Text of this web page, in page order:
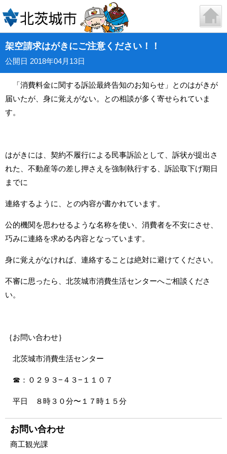
架空請求はがきにご注意ください！！
公開日 2018年04月13日
「消費料金に関する訴訟最終告知のお知らせ」とのはがきが
届いたが、身に覚えがない。との相談が多く寄せられていま
す。
はがきには、契約不履行による民事訴訟として、訴状が提出さ
れた、不動産等の差し押さえを強制執行する、訴訟取下げ期日
までに
連絡するように、との内容が書かれています。
公的機関を思わせるような名称を使い、消費者を不安にさせ、
巧みに連絡を求める内容となっています。
身に覚えがなければ、連絡することは絶対に避けてください。
不審に思ったら、北茨城市消費生活センターへご相談くださ
い。
｛お問い合わせ｝
北茨城市消費生活センター
☎：０２９３−４３−１１０７
平日 ８時３０分〜１７時１５分
お問い合わせ
商工観光課